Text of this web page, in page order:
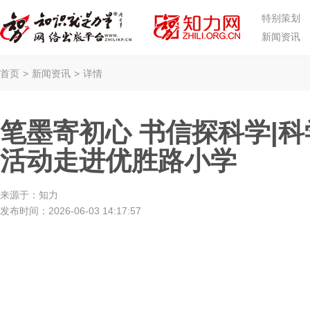
特别策划
新闻资讯
首页 > 新闻资讯 > 详情
笔墨寄初心 书信探科学|
活动走进优胜路小学
来源于： 知力
发布时间： 2026-06-03 14:17:57